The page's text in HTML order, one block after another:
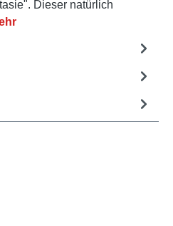
Dieser natürlich